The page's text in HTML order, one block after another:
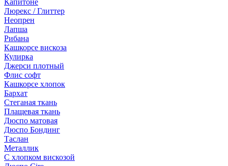
Капитоне
Люрекс / Глиттер
Неопрен
Лапша
Рибана
Кашкорсе вискоза
Кулирка
Джерси плотный
Флис софт
Кашкорсе хлопок
Бархат
Стеганая ткань
Плащевая ткань
Дюспо матовая
Дюспо Бондинг
Таслан
Металлик
С хлопком вискозой